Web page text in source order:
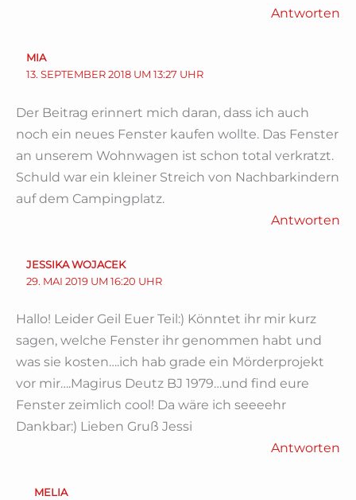
Antworten
MIA
13. SEPTEMBER 2018 UM 13:27 UHR
Der Beitrag erinnert mich daran, dass ich auch
noch ein neues Fenster kaufen wollte. Das Fenster
an unserem Wohnwagen ist schon total verkratzt.
Schuld war ein kleiner Streich von Nachbarkindern
auf dem Campingplatz.
Antworten
JESSIKA WOJACEK
29. MAI 2019 UM 16:20 UHR
Hallo! Leider Geil Euer Teil:) Könntet ihr mir kurz
sagen, welche Fenster ihr genommen habt und
was sie kosten….ich hab grade ein Mörderprojekt
vor mir….Magirus Deutz BJ 1979…und find eure
Fenster zeimlich cool! Da wäre ich seeeehr
Dankbar:) Lieben Gruß Jessi
Antworten
MELIA